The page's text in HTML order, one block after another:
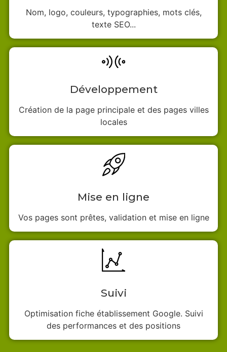
Nom, logo, couleurs, typographies, mots clés,
texte SEO...
Développement
Création de la page principale et des pages villes
locales
Mise en ligne
Vos pages sont prêtes, validation et mise en ligne
Suivi
Optimisation fiche établissement Google. Suivi
des performances et des positions